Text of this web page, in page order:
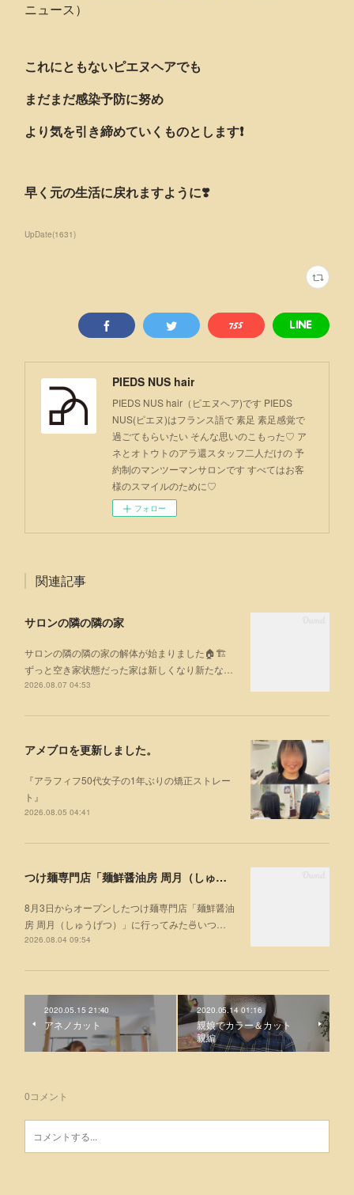
ニュース）
これにともないピエヌヘアでも
まだまだ感染予防に努め
より気を引き締めていくものとします❗️
早く元の生活に戻れますように❣️
UpDate(1631)
PIEDS NUS hair
PIEDS NUS hair（ピエヌヘア)です PIEDS
NUS(ピエヌ)はフランス語で 素足 素足感覚で
過ごてもらいたい そんな思いのこもった♡ ア
ネとオトウトのアラ還スタッフ二人だけの 予
約制のマンツーマンサロンです すべてはお客
様のスマイルのために♡
フォロー
関連記事
サロンの隣の隣の家
サロンの隣の隣の家の解体が始まりました🏠🏗
ずっと空き家状態だった家は新しくなり新たな…
2026.08.07 04:53
アメブロを更新しました。
『アラフィフ50代女子の1年ぶりの矯正ストレー
ト』
2026.08.05 04:41
つけ麺専門店「麺鮮醤油房 周月（しゅうげつ）」⁡ に行ってみた🍜
8月3日からオープンしたつけ麺専門店「麺鮮醤油
房 周月（しゅうげつ）」⁡に行ってみた🍜いつ…
2026.08.04 09:54
2020.05.15 21:40
アネノカット
2020.05.14 01:16
親娘でカラー＆カット
親編
0コメント